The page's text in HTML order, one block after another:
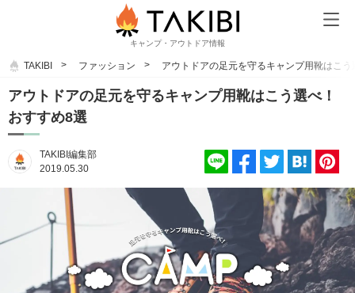
キャンプ・アウトドア情報
TAKIBI ファッション アウトドアの足元を守るキャンプ用靴はこ
アウトドアの足元を守るキャンプ用靴はこう選べ！
おすすめ8選
TAKIBI編集部
2019.05.30